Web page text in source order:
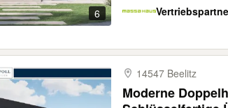
6
14547 Beelitz
Moderne